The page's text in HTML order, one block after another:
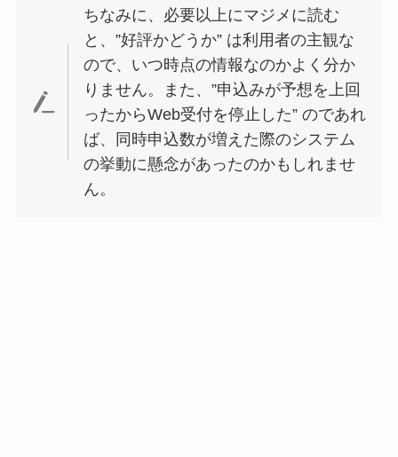
ちなみに、必要以上にマジメに読む
と、”好評かどうか” は利用者の主観な
ので、いつ時点の情報なのかよく分か
りません。また、”申込みが予想を上回
ったからWeb受付を停止した” のであれ
ば、同時申込数が増えた際のシステム
の挙動に懸念があったのかもしれませ
ん。